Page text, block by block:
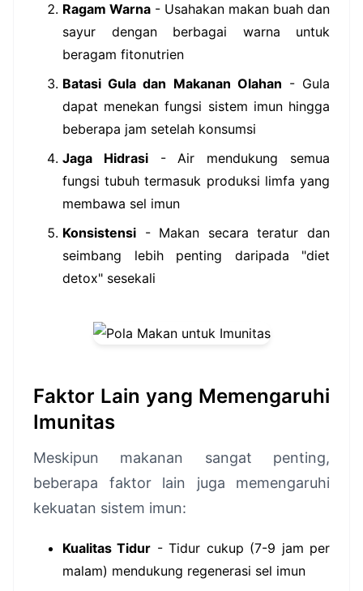
Ragam Warna - Usahakan makan buah dan
sayur dengan berbagai warna untuk
beragam fitonutrien
Batasi Gula dan Makanan Olahan - Gula
dapat menekan fungsi sistem imun hingga
beberapa jam setelah konsumsi
Jaga Hidrasi- Air mendukung semua
fungsi tubuh termasuk produksi limfa yang
membawa sel imun
Konsistensi - Makan secara teratur dan
seimbang lebih penting daripada "diet
detox" sesekali
Faktor Lain yang Memengaruhi
Imunitas
Meskipun makanan sangat penting,
beberapa faktor lain juga memengaruhi
kekuatan sistem imun:
Kualitas Tidur - Tidur cukup (7-9 jam per
malam) mendukung regenerasi sel imun